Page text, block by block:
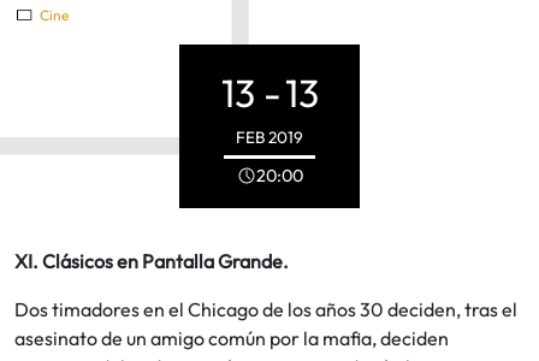
Cine
13 -13
FEB2019
20:00
XI. Clásicos en Pantalla Grande.
Dos timadores en el Chicago de los años 30 deciden, tras el
asesinato de un amigo común por la mafia, deciden